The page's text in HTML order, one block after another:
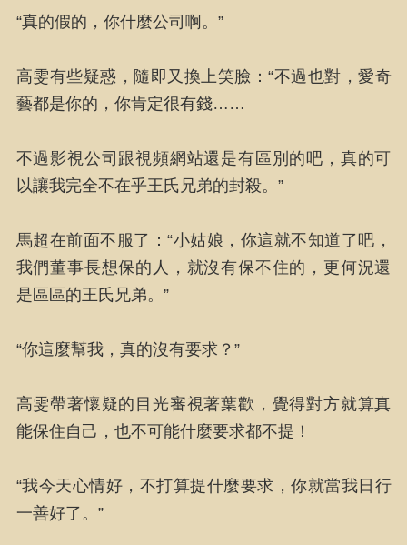
“真的假的，你什麼公司啊。”
高雯有些疑惑，隨即又換上笑臉：“不過也對，愛奇
藝都是你的，你肯定很有錢……
不過影視公司跟視頻網站還是有區別的吧，真的可
以讓我完全不在乎王氏兄弟的封殺。”
馬超在前面不服了：“小姑娘，你這就不知道了吧，
我們董事長想保的人，就沒有保不住的，更何況還
是區區的王氏兄弟。”
“你這麼幫我，真的沒有要求？”
高雯帶著懷疑的目光審視著葉歡，覺得對方就算真
能保住自己，也不可能什麼要求都不提！
“我今天心情好，不打算提什麼要求，你就當我日行
一善好了。”